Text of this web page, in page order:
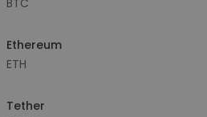
Ethereum
ETH
Tether